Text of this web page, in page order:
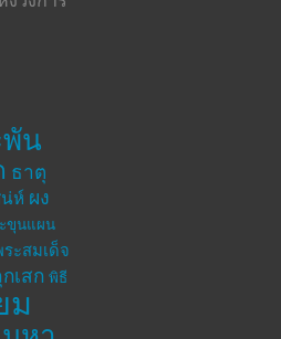
น
ธาตุ
ห์ ผง
ขุนแผน
ะสมเด็จ
เสก พิธี
ม